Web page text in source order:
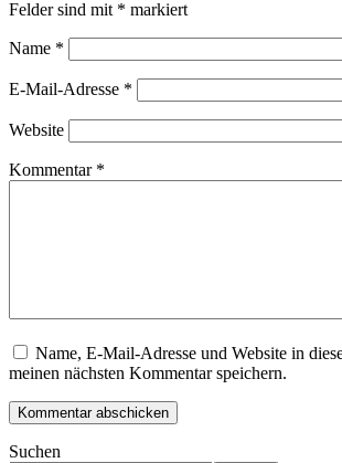
Felder sind mit * markiert
Name *
E-Mail-Adresse *
Website
Kommentar *
Name, E-Mail-Adresse und Website in
meinen nächsten Kommentar speichern.
Suchen